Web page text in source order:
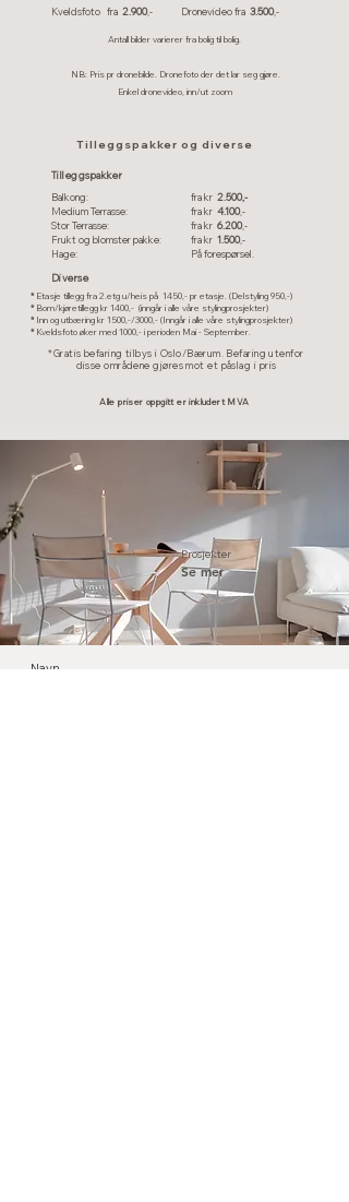
Kveldsfoto fra 2.900,-
Dronevideo fra 3.500,-
Antall bilder varierer fra bolig til bolig.
NB: Pris pr dronebilde. Dronefoto der det lar seg gjøre.
Enkel dronevideo, inn/ut zoom
Tilleggspakker og diverse
Tilleggspakker
Balkong:
Medium Terrasse:
Stor Terrasse:
Frukt og blomster pakke:
Hage:
fra kr 2.500,-
fra kr 4.100,-
fra kr 6.200,­-
fra kr 1.500,-
På forespørsel.
Diverse
*Etasje tillegg fra 2.etg u/heis på 1450,- pr etasje. (Delstyling 950,-)
* Bom/kjøretillegg kr 1400,- (inngår i alle våre stylingprosjekter)
* Inn og utbæring kr 1500,-/3000,- (Inngår i alle våre stylingprosjekter)
* Kveldsfoto øker med 1000,- i perioden Mai - September.
*Gratis befaring tilbys i Oslo/Bærum. Befaring utenfor
disse områdene gjøres mot et påslag i pris
Alle priser oppgitt er inkludert MVA
Prosjekter
Se mer
Navn